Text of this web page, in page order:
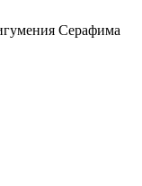
Серафима